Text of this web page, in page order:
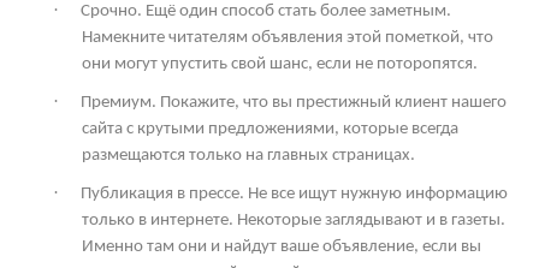
·
Срочно. Ещё один способ стать более заметным.
Намекните читателям объявления этой пометкой, что
они могут упустить свой шанс, если не поторопятся.
·
Премиум. Покажите, что вы престижный клиент нашего
сайта с крутыми предложениями, которые всегда
размещаются только на главных страницах.
·
Публикация в прессе. Не все ищут нужную информацию
только в интернете. Некоторые заглядывают и в газеты.
Именно там они и найдут ваше объявление, если вы